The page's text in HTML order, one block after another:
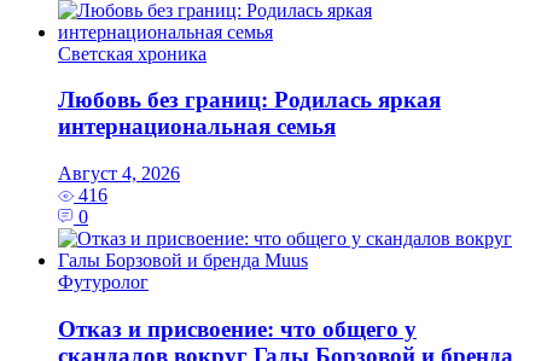
Светская хроника
Любовь без границ: Родилась яркая
интернациональная семья
Август 4, 2026
416
0
Футуролог
Отказ и присвоение: что общего у
скандалов вокруг Галы Борзовой и бренда